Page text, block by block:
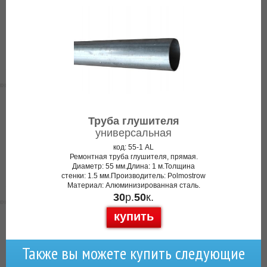
Труба глушителя
универсальная
код: 55-1 AL
Ремонтная труба глушителя, прямая.
Диаметр: 55 мм.Длина: 1 м.Толщина
стенки: 1.5 мм.Производитель: Polmostrow
Материал: Алюминизированная сталь.
30р.50к.
купить
Также вы можете купить следующие